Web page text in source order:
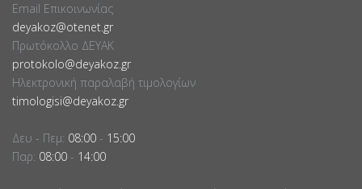
Email Επικοινωνίας
deyakoz@otenet.gr
Πρωτόκολλο ΔΕΥΑΚ
protokolo@deyakoz.gr
Ηλεκτρονική παραλαβή τιμολογίων
timologisi@deyakoz.gr
Δευ - Πεμ: 08:00 - 15:00
Παρ: 08:00 - 14:00